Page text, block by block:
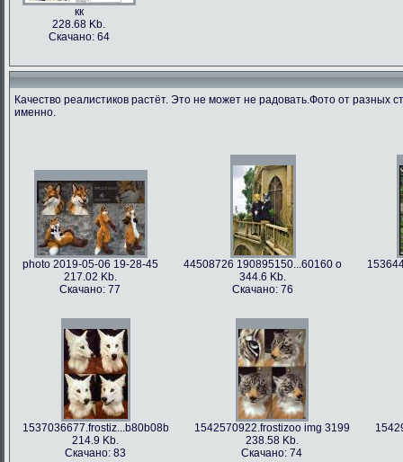
кк
228.68 Kb.
Скачано: 64
Качество реалистиков растёт. Это не может не радовать.Фото от разных
именно.
photo 2019-05-06 19-28-45
217.02 Kb.
Скачано: 77
44508726 190895150...60160 o
344.6 Kb.
Скачано: 76
1537036677.frostiz...b80b08b
214.9 Kb.
Скачано: 83
1542570922.frostizoo img 3199
238.58 Kb.
Скачано: 74